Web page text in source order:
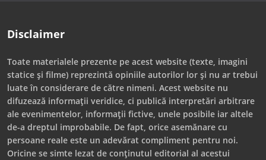
Disclaimer
Toate materialele prezente pe acest website (texte, imagini
statice și filme) reprezintă opiniile autorilor lor și nu ar trebui
luate în considerare de către nimeni. Acest website nu
difuzează informații veridice, ci publică interpretări arbitrare
ale evenimentelor, informații fictive, unele posibile iar altele
de-a dreptul improbabile. De fapt, orice asemănare cu
persoane reale este un adevărat compliment pentru noi.
Oricine se simte lezat de conținutul editorial al acestui